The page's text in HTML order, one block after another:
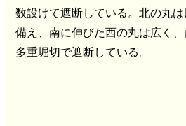
数設けて遮断している。北の丸
備え、南に伸びた西の丸は広く
多重堀切で遮断している。